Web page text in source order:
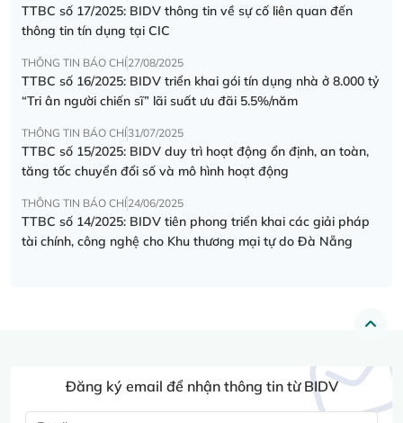
TTBC số 17/2025: BIDV thông tin về sự cố liên quan đến
thông tin tín dụng tại CIC
THÔNG TIN BÁO CHÍ27/08/2025
TTBC số 16/2025: BIDV triển khai gói tín dụng nhà ở 8.000 tỷ
“Tri ân người chiến sĩ” lãi suất ưu đãi 5.5%/năm
THÔNG TIN BÁO CHÍ31/07/2025
TTBC số 15/2025: BIDV duy trì hoạt động ổn định, an toàn,
tăng tốc chuyển đổi số và mô hình hoạt động
THÔNG TIN BÁO CHÍ24/06/2025
TTBC số 14/2025: BIDV tiên phong triển khai các giải pháp
tài chính, công nghệ cho Khu thương mại tự do Đà Nẵng
Đăng ký email để nhận thông tin từ BIDV